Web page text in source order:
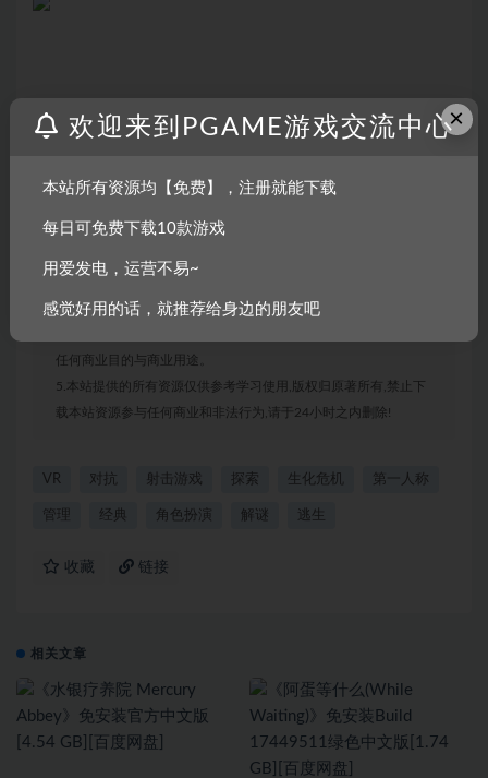
1.本站部分内容转载自其它媒体,但并不代表本站赞同其观点和对
2.若您需要商业运营或用于其他商业活动,请您购买正版授权并合
解决!
任何商业目的与商业用途。
5.本站提供的所有资源仅供参考学习使用,版权归原著所有,禁止下
载本站资源参与任何商业和非法行为,请于24小时之内删除!
VR 对抗 射击游戏 探索 生化危机 第一人称
管理 经典 角色扮演 解谜 逃生
收藏 链接
相关文章
×
欢迎来到PGAME游戏交流中心
本站所有资源均【免费】，注册就能下载
每日可免费下载10款游戏
用爱发电，运营不易~
感觉好用的话，就推荐给身边的朋友吧